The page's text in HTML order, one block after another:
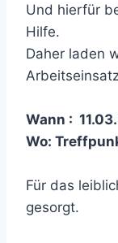
Und hierfür
Hilfe.
Daher laden
Wann :
Wo:
Für das
gesorgt.